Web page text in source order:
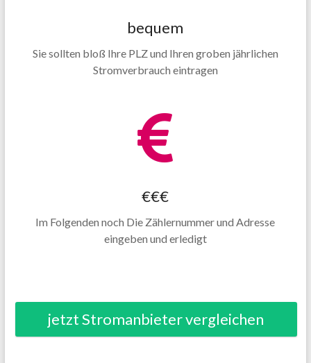
bequem
Sie sollten bloß Ihre PLZ und Ihren groben jährlichen
Stromverbrauch eintragen
€€€
Im Folgenden noch Die Zählernummer und Adresse
eingeben und erledigt
jetzt Stromanbieter vergleichen